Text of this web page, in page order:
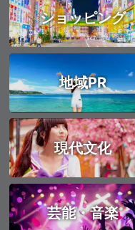
ショッピング
地域PR
現代文化
芸能・音楽